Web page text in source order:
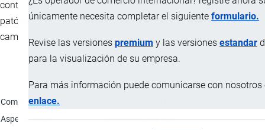
únicamente necesita completar el siguiente formulario.
Revise las versiones premium y las versiones estandar
para la visualización de su empresa.
Para más información puede comunicarse con nosotros
enlace.
contribuye a inhibir la proliferación de vibrios o bacterias
patógena, se aplica en la entrada de agua de las piscinas
camaroneras.
Característica
Composición química (p/p)
Aspecto físico
Ladrillo de color rojo.